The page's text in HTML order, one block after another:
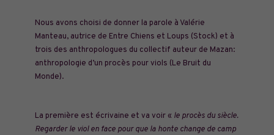
Nous avons choisi de donner la parole à Valérie
Manteau, autrice de Entre Chiens et Loups (Stock) et à
trois des anthropologues du collectif auteur de Mazan:
anthropologie d’un procès pour viols (Le Bruit du
Monde).
La première est écrivaine et va voir « le procès du siècle.
Regarder le viol en face pour que la honte change de camp